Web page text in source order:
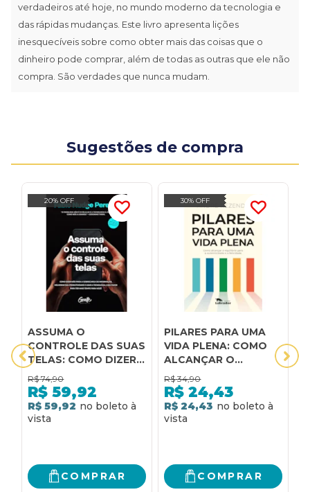
verdadeiros até hoje, no mundo moderno da tecnologia e
das rápidas mudanças. Este livro apresenta lições
inesquecíveis sobre como obter mais das coisas que o
dinheiro pode comprar, além de todas as outras que ele não
compra. São verdades que nunca mudam.
Sugestões de compra
20% OFF
ASSUMA O
CONTROLE DAS SUAS
TELAS: COMO DIZER
NÃO PARA A
SOBRECARGA DE
INFORMAÇÃO,
MELHORAR A
TER MAIS TEMPO
PARA VOCÊ
R$ 74,90
R$ 59,92
R$ 59,92
COMPRAR
30% OFF
PILARES PARA UMA
VIDA PLENA: COMO
ALCANÇAR O
EQUILÍBRIO PARA A
AUTENTICIDADE E A
FELICIDADE
R$ 34,90
R$ 24,43
R$ 24,43
COMPRAR